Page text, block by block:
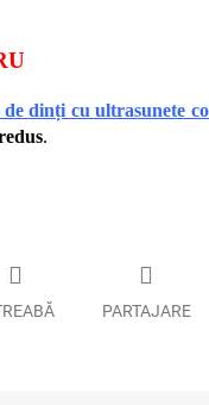
dinți cu ultrasunete
.
PARTAJARE